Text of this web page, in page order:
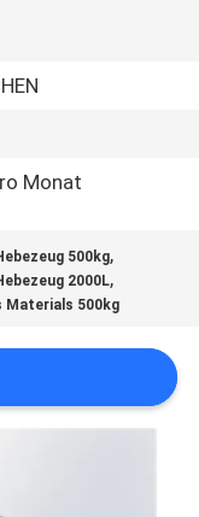
Monat
500kg,
2000L,
Materials 500kg